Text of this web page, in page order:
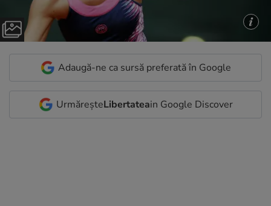
Adaugă-ne ca sursă preferată în Google
UrmăreșteLibertateain Google Discover